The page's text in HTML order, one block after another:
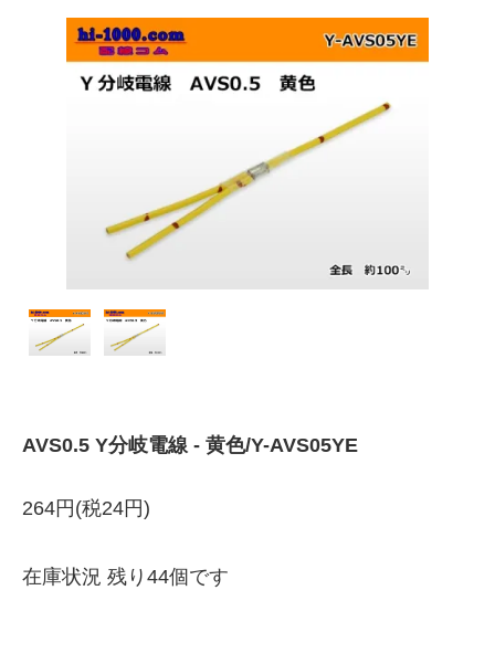
AVS0.5 Y分岐電線 - 黄色/Y-AVS05YE
264円(税24円)
在庫状況 残り44個です